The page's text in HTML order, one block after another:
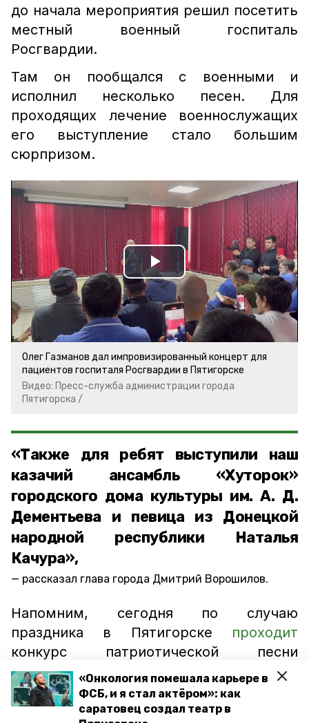
«Онкология помешала карьере в
ФСБ, и я стал актёром»: как
саратовец создал театр в
до начала мероприятия решил посетить
местный военный госпиталь
Росгвардии.
Там он пообщался с военными и
исполнил несколько песен. Для
проходящих лечение военнослужащих
его выступление стало большим
сюрпризом.
Play
Video
Олег Газманов дал импровизированный концерт для
пациентов госпиталя Росгвардии в Пятигорске
Видео: Пресс-служба администрации города
Пятигорска /
«Также для ребят выступили наш
казачий ансамбль «Хуторок»
городского дома культуры им. А. Д.
Дементьева и певица из Донецкой
народной республики Наталья
Качура»,
рассказал глава города Дмитрий Ворошилов.
Напомним, сегодня по случаю
праздника в Пятигорске проходит
конкурс патриотической песни
«Родники», а в краевом центре
организовалимузыкальные фестивали и
исторические экскурсии.